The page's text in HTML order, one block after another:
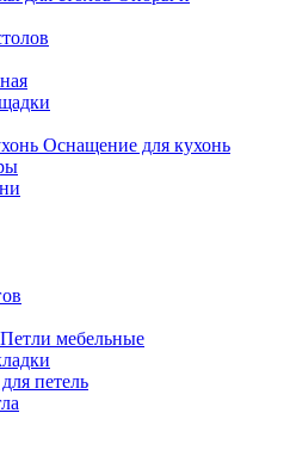
Оснащение для кухонь
Петли мебельные
петель